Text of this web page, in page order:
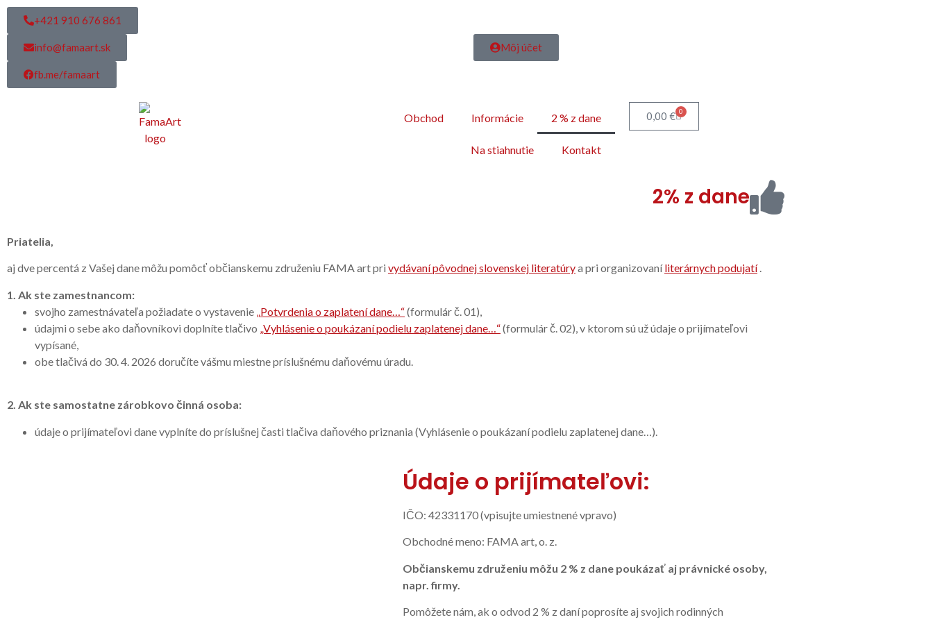
+421 910 676 861
info@famaart.sk
fb.me/famaart
Môj účet
Obchod Informácie 2 % z dane
Na stiahnutie Kontakt
0,00 € 0
2% z dane
Priatelia,
aj dve percentá z Vašej dane môžu pomôcť občianskemu združeniu FAMA art pri vydávaní pôvodnej slovenskej literatúrya pri organizovaníliterárnych podujatí.
1. Ak ste zamestnancom:
svojho zamestnávateľa požiadate o vystavenie „Potvrdenia o zaplatení dane…“(formulár č. 01),
údajmi o sebe ako daňovníkovi doplníte tlačivo „Vyhlásenie o poukázaní podielu zaplatenej dane…“(formulár č. 02), v ktorom sú už údaje o prijímateľovi
vypísané,
obe tlačivá do 30. 4. 2026 doručíte vášmu miestne príslušnému daňovému úradu.
2. Ak ste samostatne zárobkovo činná osoba:
údaje o prijímateľovi dane vyplníte do príslušnej časti tlačiva daňového priznania (Vyhlásenie o poukázaní podielu zaplatenej dane…).
Údaje o prijímateľovi:
IČO: 42331170 (vpisujte umiestnené vpravo)
Obchodné meno: FAMA art, o. z.
Občianskemu združeniu môžu 2 % z dane poukázať aj právnické osoby,
napr. firmy.
Pomôžete nám, ak o odvod 2 % z daní poprosíte aj svojich rodinných